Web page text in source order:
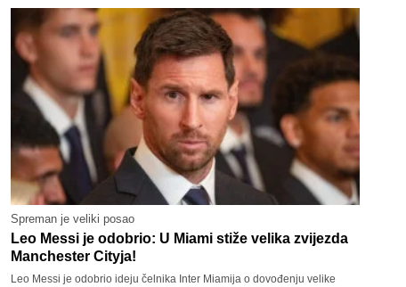
Spreman je veliki posao
Leo Messi je odobrio: U Miami stiže velika zvijezda
Manchester Cityja!
Leo Messi je odobrio ideju čelnika Inter Miamija o dovođenju velike